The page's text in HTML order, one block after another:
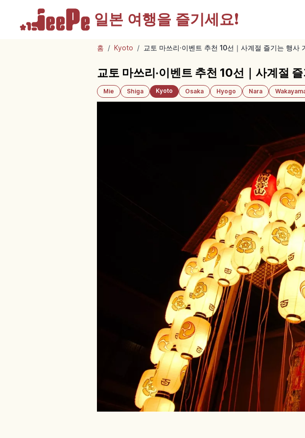
일본 여행을 즐기세요!
홈 / Kyoto / 교토 마쓰리·이벤트 추천 10선｜사계절 즐기는 행사
교토 마쓰리·이벤트 추천 10선｜사계절
Mie Shiga Kyoto Osaka Hyogo Nara